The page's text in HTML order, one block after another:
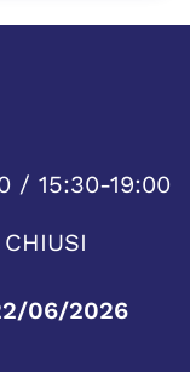
/ 15:30-19:00
CHIUSI
06/2026